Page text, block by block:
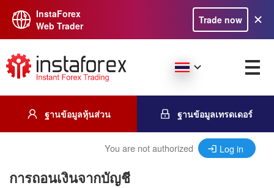
InstaForex
Web Trader
Trade now
ฐานข้อมูลหุ้นส่วน ฐานข้อมูลเทรดเดอร์
You are not authorized Log in
การถอนเงินจากบัญชี